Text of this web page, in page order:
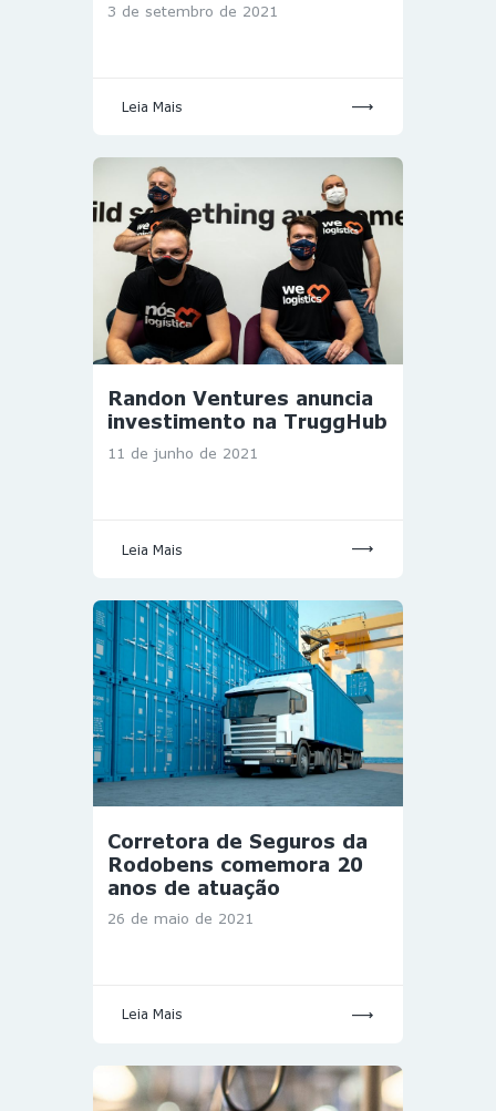
3 de setembro de 2021
Leia Mais
Randon Ventures anuncia
investimento na TruggHub
11 de junho de 2021
Leia Mais
Corretora de Seguros da
Rodobens comemora 20
anos de atuação
26 de maio de 2021
Leia Mais